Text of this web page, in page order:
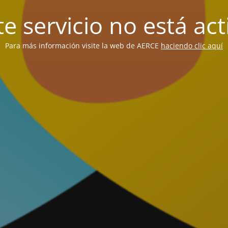
servicio no está
Para más información visite la web de AERCE haciendo clic aquí